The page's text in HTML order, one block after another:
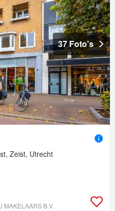
37 Foto's
Zeist, Utrecht
MAKELAARS B.V.